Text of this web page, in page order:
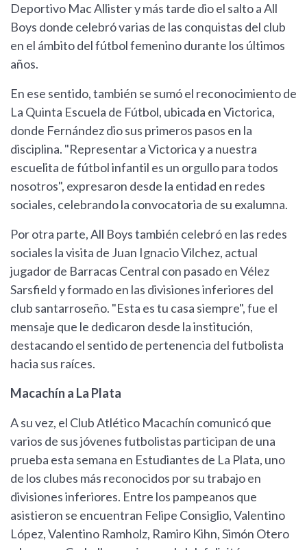
Deportivo Mac Allister y más tarde dio el salto a All
Boys donde celebró varias de las conquistas del club
en el ámbito del fútbol femenino durante los últimos
años.
En ese sentido, también se sumó el reconocimiento de
La Quinta Escuela de Fútbol, ubicada en Victorica,
donde Fernández dio sus primeros pasos en la
disciplina. "Representar a Victorica y a nuestra
escuelita de fútbol infantil es un orgullo para todos
nosotros", expresaron desde la entidad en redes
sociales, celebrando la convocatoria de su exalumna.
Por otra parte, All Boys también celebró en las redes
sociales la visita de Juan Ignacio Vilchez, actual
jugador de Barracas Central con pasado en Vélez
Sarsfield y formado en las divisiones inferiores del
club santarroseño. "Esta es tu casa siempre", fue el
mensaje que le dedicaron desde la institución,
destacando el sentido de pertenencia del futbolista
hacia sus raíces.
Macachín a La Plata
A su vez, el Club Atlético Macachín comunicó que
varios de sus jóvenes futbolistas participan de una
prueba esta semana en Estudiantes de La Plata, uno
de los clubes más reconocidos por su trabajo en
divisiones inferiores. Entre los pampeanos que
asistieron se encuentran Felipe Consiglio, Valentino
López, Valentino Ramholz, Ramiro Kihn, Simón Otero